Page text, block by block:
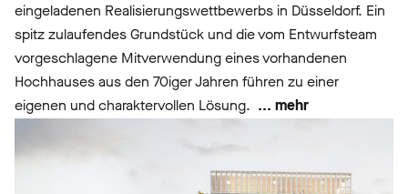
eingeladenen Realisierungswettbewerbs in Düsseldorf. Ein
spitz zulaufendes Grundstück und die vom Entwurfsteam
vorgeschlagene Mitverwendung eines vorhandenen
Hochhauses aus den 70iger Jahren führen zu einer
eigenen und charaktervollen Lösung. ... mehr